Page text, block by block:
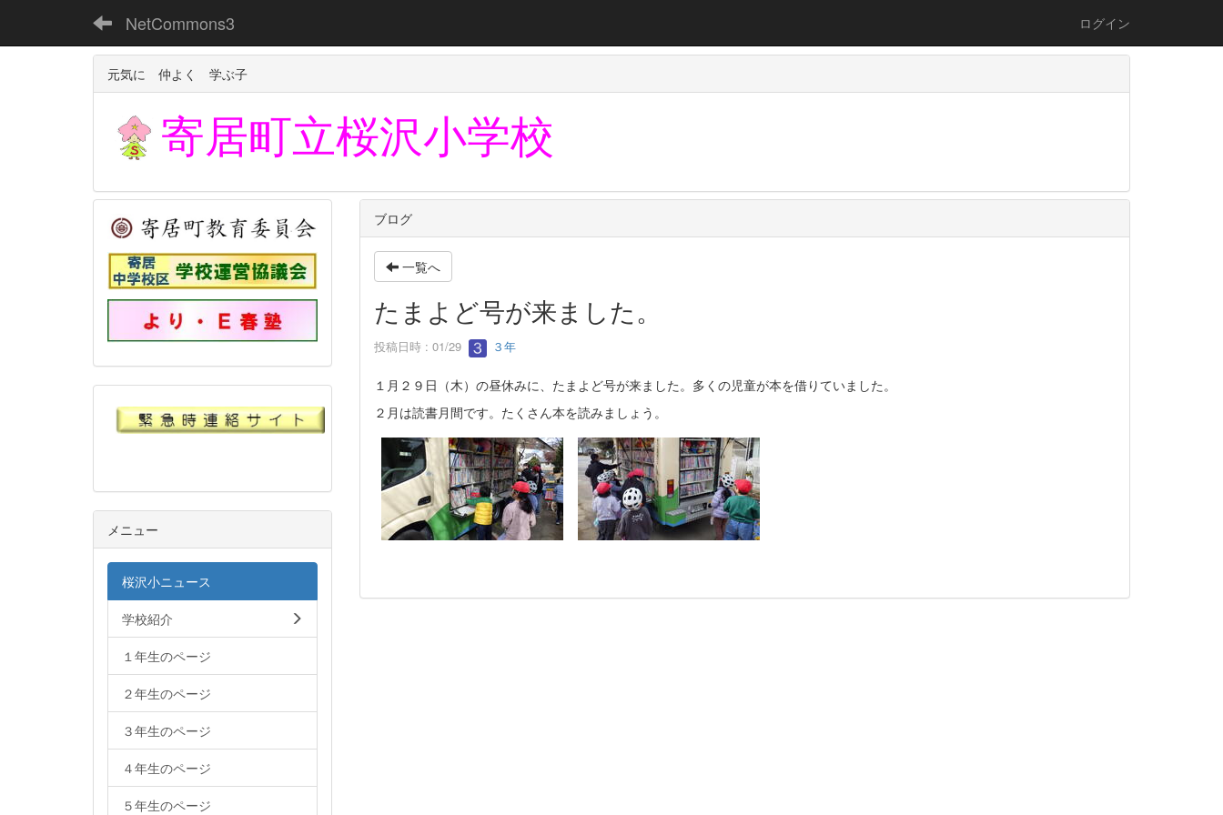
NetCommons3 ログイン
元気に 仲よく 学ぶ子
寄居町立桜沢小学校
ブログ
一覧へ
たまよど号が来ました。
投稿日時 : 01/29 ３年
１月２９日（木）の昼休みに、たまよど号が来ました。多くの児童が本を借りていました。
２月は読書月間です。たくさん本を読みましょう。
メニュー
桜沢小ニュース
学校紹介
１年生のページ
２年生のページ
３年生のページ
４年生のページ
５年生のページ